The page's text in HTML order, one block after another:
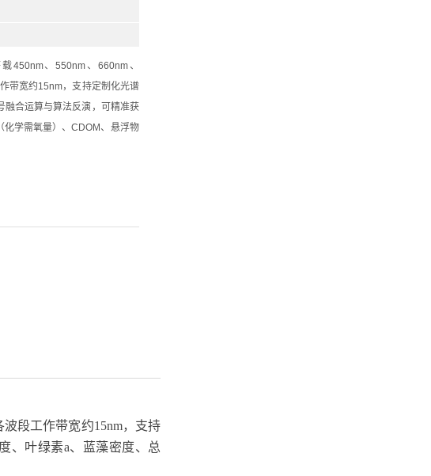
450nm、550nm、660nm、
带宽约15nm，支持定制化光谱
融合运算与算法反演，可精准获
学需氧量）、CDOM、悬浮物
波段工作带宽约15nm，支持
、叶绿素a、蓝藻密度、总